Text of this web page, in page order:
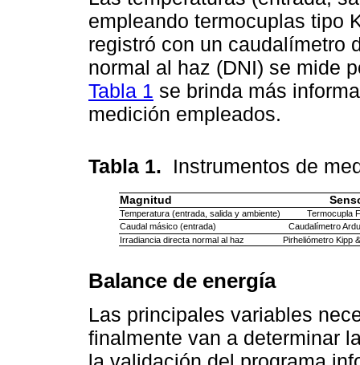
empleando termocuplas tipo
registró con un caudalímetro
normal al haz (DNI) se mide
Tabla 1 se brinda más
medición empleados.
Tabla 1. Instrumentos de
Magnitud
Temperatura (entrada, salida y ambiente)
Termocupla
Caudal másico (entrada)
Caudalímetro
Irradiancia directa normal al haz
Pirheliómetro Kipp
Balance de energía
Las principales variables
finalmente van a determinar